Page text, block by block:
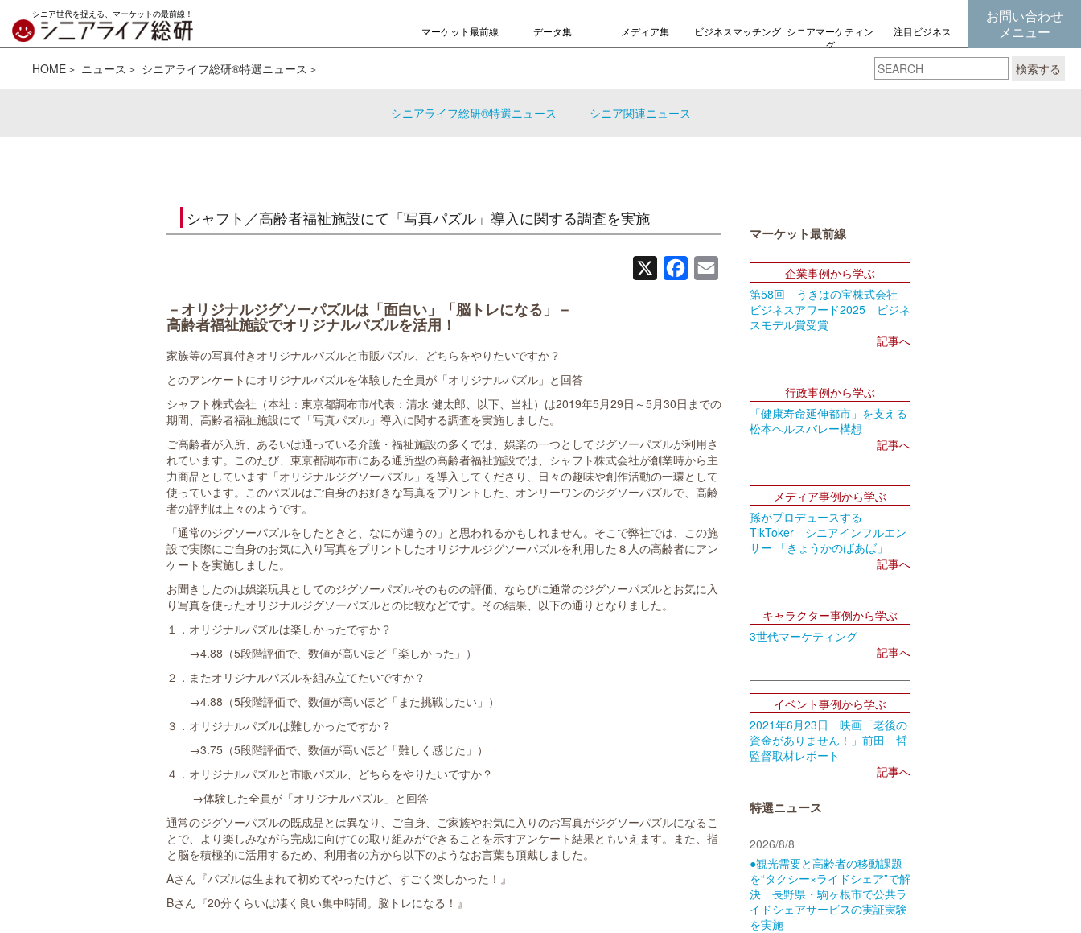
シニア世代を捉える、マーケットの最前線！
マーケット最前線 データ集 メディア集 ビジネスマッチング シニアマーケティン
グ
注目ビジネス
お問い合わせ
メニュー
HOME ニュース シニアライフ総研®特選ニュース 検索する
シニアライフ総研®特選ニュース シニア関連ニュース
シャフト／高齢者福祉施設にて「写真パズル」導入に関する調査を実施
FacebookEmail
－オリジナルジグソーパズルは「面白い」「脳トレになる」－
高齢者福祉施設でオリジナルパズルを活用！
家族等の写真付きオリジナルパズルと市販パズル、どちらをやりたいですか？
とのアンケートにオリジナルパズルを体験した全員が「オリジナルパズル」と回答
シャフト株式会社（本社：東京都調布市/代表：清水 健太郎、以下、当社）は2019年5月29日～5月30日までの
期間、高齢者福祉施設にて「写真パズル」導入に関する調査を実施しました。
ご高齢者が入所、あるいは通っている介護・福祉施設の多くでは、娯楽の一つとしてジグソーパズルが利用さ
れています。このたび、東京都調布市にある通所型の高齢者福祉施設では、シャフト株式会社が創業時から主
力商品としています「オリジナルジグソーパズル」を導入してくださり、日々の趣味や創作活動の一環として
使っています。このパズルはご自身のお好きな写真をプリントした、オンリーワンのジグソーパズルで、高齢
者の評判は上々のようです。
「通常のジグソーパズルをしたときと、なにが違うの」と思われるかもしれません。そこで弊社では、この施
設で実際にご自身のお気に入り写真をプリントしたオリジナルジグソーパズルを利用した８人の高齢者にアン
ケートを実施しました。
お聞きしたのは娯楽玩具としてのジグソーパズルそのものの評価、ならびに通常のジグソーパズルとお気に入
り写真を使ったオリジナルジグソーパズルとの比較などです。その結果、以下の通りとなりました。
１．オリジナルパズルは楽しかったですか？
→4.88（5段階評価で、数値が高いほど「楽しかった」）
２．またオリジナルパズルを組み立てたいですか？
→4.88（5段階評価で、数値が高いほど「また挑戦したい」）
３．オリジナルパズルは難しかったですか？
→3.75（5段階評価で、数値が高いほど「難しく感じた」）
４．オリジナルパズルと市販パズル、どちらをやりたいですか？
→体験した全員が「オリジナルパズル」と回答
通常のジグソーパズルの既成品とは異なり、ご自身、ご家族やお気に入りのお写真がジグソーパズルになるこ
とで、より楽しみながら完成に向けての取り組みができることを示すアンケート結果ともいえます。また、指
と脳を積極的に活用するため、利用者の方から以下のようなお言葉も頂戴しました。
Aさん『パズルは生まれて初めてやったけど、すごく楽しかった！』
Bさん『20分くらいは凄く良い集中時間。脳トレになる！』
マーケット最前線
企業事例から学ぶ
第58回 うきはの宝株式会社
ビジネスアワード2025 ビジネ
スモデル賞受賞
記事へ
行政事例から学ぶ
「健康寿命延伸都市」を支える
松本ヘルスバレー構想
記事へ
メディア事例から学ぶ
孫がプロデュースする
TikToker シニアインフルエン
サー 「きょうかのばあば」
記事へ
キャラクター事例から学ぶ
3世代マーケティング
記事へ
イベント事例から学ぶ
2021年6月23日 映画「老後の
資金がありません！」前田 哲
監督取材レポート
記事へ
特選ニュース
2026/8/8
●観光需要と高齢者の移動課題
を“タクシー×ライドシェア”で解
決 長野県・駒ヶ根市で公共ラ
イドシェアサービスの実証実験
を実施